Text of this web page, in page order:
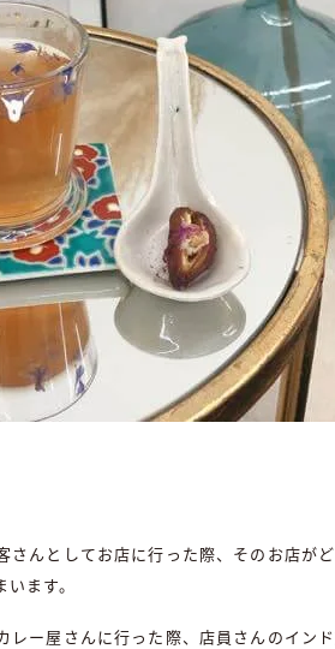
さんとしてお店に行った際、そのお店が
ます。
レー屋さんに行った際、店員さんのイン